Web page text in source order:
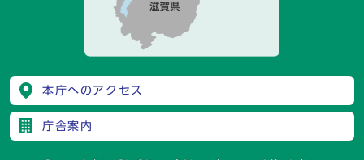
本庁へのアクセス
庁舎案内